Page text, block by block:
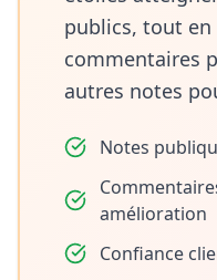
publics, tout
commentaires
autres notes
Notes
amélioration
Confiance